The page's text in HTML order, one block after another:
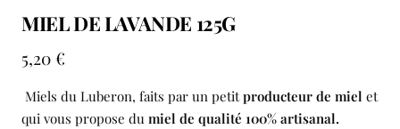
MIEL DE LAVANDE 125G
Prix
de
vente
5,20 €
Miels du Luberon, faits par un petitproducteur de miel et
qui vous propose du miel de qualité 100% artisanal.